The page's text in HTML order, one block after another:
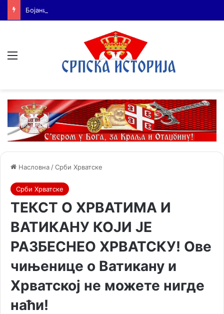
Насловна /Срби Хрватске
Срби Хрватске
ТЕКСТ О ХРВАТИМА И
ВАТИКАНУ КОЈИ ЈЕ
РАЗБЕСНЕО ХРВАТСКУ! Ове
чињенице о Ватикану и
Хрватској не можете нигде
наћи!